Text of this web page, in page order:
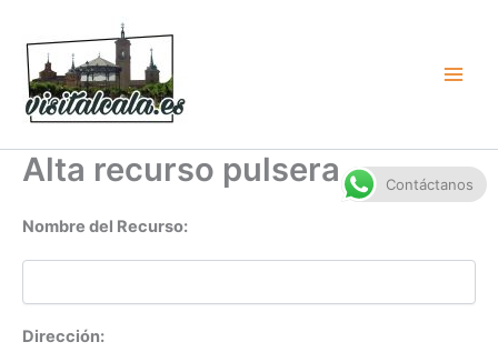
contenido
Alta recurso pulsera
Nombre del Recurso:
Dirección:
Contáctanos